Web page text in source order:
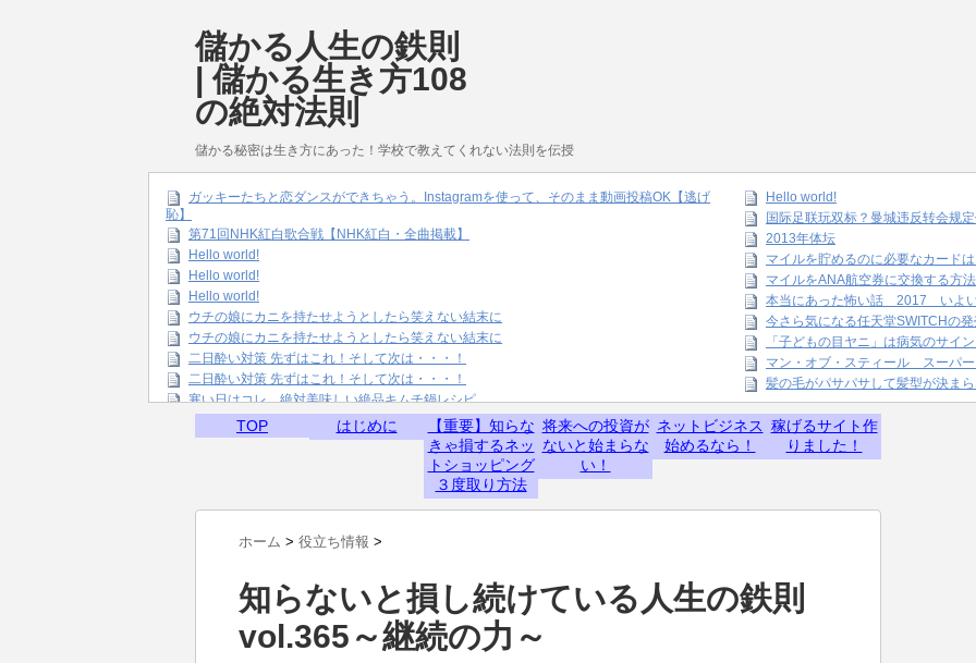
儲かる人生の鉄則
| 儲かる生き方108
の絶対法則
儲かる秘密は生き方にあった！学校で教えてくれない法則を伝授
ガッキーたちと恋ダンスができちゃう。Instagramを使って、そのまま動画投稿OK【逃げ
恥】
第71回NHK紅白歌合戦【NHK紅白・全曲掲載】
Hello world!
Hello world!
Hello world!
ウチの娘にカニを持たせようとしたら笑えない結末に
ウチの娘にカニを持たせようとしたら笑えない結末に
二日酔い対策 先ずはこれ！そして次は・・・！
二日酔い対策 先ずはこれ！そして次は・・・！
寒い日はコレ。絶対美味しい絶品キムチ鍋レシピ
Powered by livedoor 相互RSS
Hello world!
国际足联玩双标？曼城违反转会规
2013年体坛
マイルを貯めるのに必要なカード
マイルをANA航空券に交換する方法
本当にあった怖い話 2017 いよい
今さら気になる任天堂SWITCHの発
「子どもの目ヤニ」は病気のサイ
マン・オブ・スティール スーパ
髪の毛がパサパサして髪型が決ま
TOP はじめに
【重要】知らな
きゃ損するネッ
トショッピング
３度取り方法
将来への投資が
ないと始まらな
い！
ネットビジネス
始めるなら！
稼げるサイト作
りました！
ホーム > 役立ち情報 >
知らないと損し続けている人生の鉄則
vol.365～継続の力～